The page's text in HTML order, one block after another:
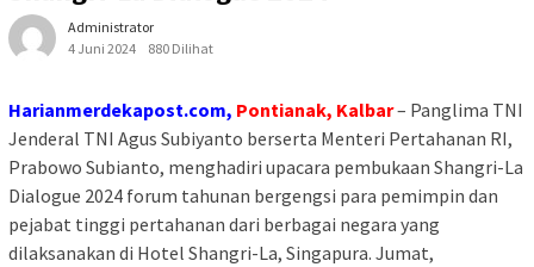
Administrator
4 Juni 2024
880 Dilihat
Harianmerdekapost.com, Pontianak, Kalbar– Panglima TNI
Jenderal TNI Agus Subiyanto berserta Menteri Pertahanan RI,
Prabowo Subianto, menghadiri upacara pembukaan Shangri-La
Dialogue 2024 forum tahunan bergengsi para pemimpin dan
pejabat tinggi pertahanan dari berbagai negara yang
dilaksanakan di Hotel Shangri-La, Singapura. Jumat,